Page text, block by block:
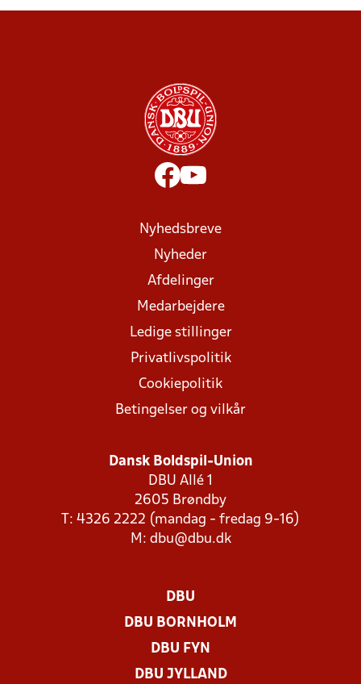
Nyhedsbreve
Nyheder
Afdelinger
Medarbejdere
Ledige stillinger
Privatlivspolitik
Cookiepolitik
Betingelser og vilkår
Dansk Boldspil-Union
DBU Allé 1
2605 Brøndby
T: 4326 2222 (mandag - fredag 9-16)
M: dbu@dbu.dk
DBU
DBU BORNHOLM
DBU FYN
DBU JYLLAND